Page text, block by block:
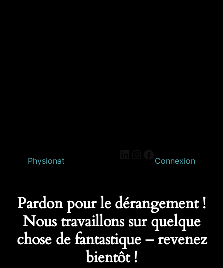
Physionat Connexion
Pardon pour le dérangement !
Nous travaillons sur quelque
chose de fantastique – revenez
bientôt !